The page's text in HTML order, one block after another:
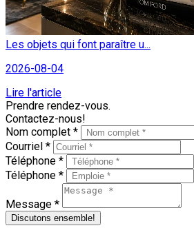
Les objets qui font paraître u...
2026-08-04
Lire l'article
Prendre rendez-vous.
Contactez-nous!
Nom complet *
Courriel *
Téléphone *
Téléphone *
Message *
Discutons ensemble!